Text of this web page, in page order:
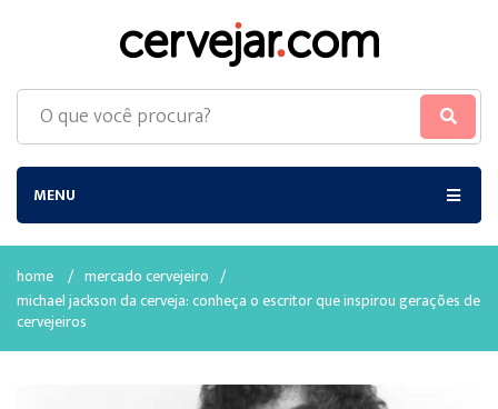
MENU
home / mercado cervejeiro /
michael jackson da cerveja: conheça o escritor que inspirou gerações de
cervejeiros